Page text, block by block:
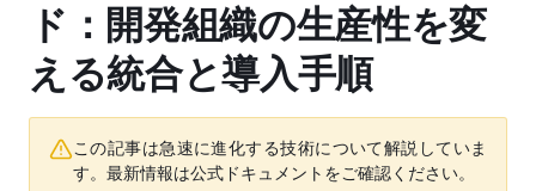
ド：開発組織の生産性を変
える統合と導入手順
この記事は急速に進化する技術について解説していま
す。最新情報は公式ドキュメントをご確認ください。